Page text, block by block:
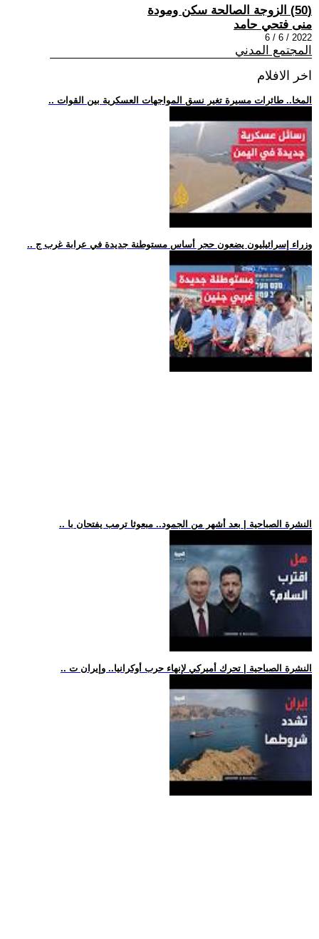
(50) الزوجة الصالحة سكن ومودة
منى فتحي حامد
2022 / 6 / 6
المجتمع المدني
اخر الافلام
.. المخا.. طائرات مسيرة تغير نسق المواجهات العسكرية بين القوات
.. وزراء إسرائيليون يضعون حجر أساس مستوطنة جديدة في عرابة غرب ج
.. النشرة الصباحية | بعد أشهر من الجمود.. مبعوثا ترمب يفتحان با
.. النشرة الصباحية | تحرك أميركي لإنهاء حرب أوكرانيا.. وإيران ت